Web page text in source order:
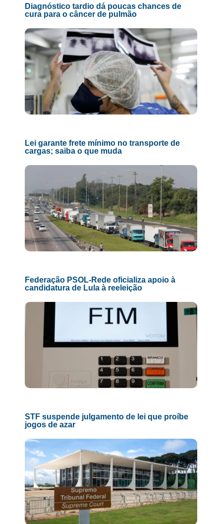
Diagnóstico tardio dá poucas chances de
cura para o câncer de pulmão
Lei garante frete mínimo no transporte de
cargas; saiba o que muda
Federação PSOL-Rede oficializa apoio à
candidatura de Lula à reeleição
STF suspende julgamento de lei que proíbe
jogos de azar